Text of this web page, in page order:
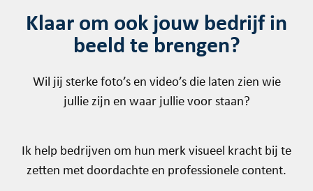
Klaar om ook jouw bedrijf in
beeld te brengen?
Wil jij sterke foto’s en video’s die laten zien wie
jullie zijn en waar jullie voor staan?
Ik help bedrijven om hun merk visueel kracht bij te
zetten met doordachte en professionele content.